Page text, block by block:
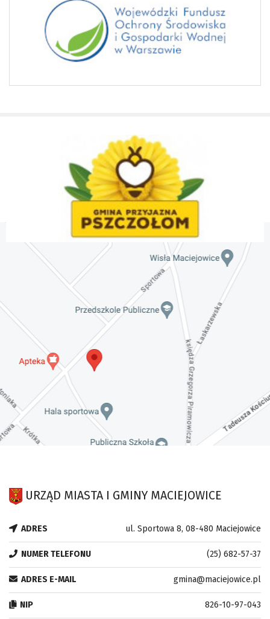
URZĄD MIASTA I GMINY MACIEJOWICE
ADRES ul. Sportowa 8, 08-480 Maciejowice
NUMER TELEFONU (25) 682-57-37
ADRES E-MAIL gmina@maciejowice.pl
NIP 826-10-97-043